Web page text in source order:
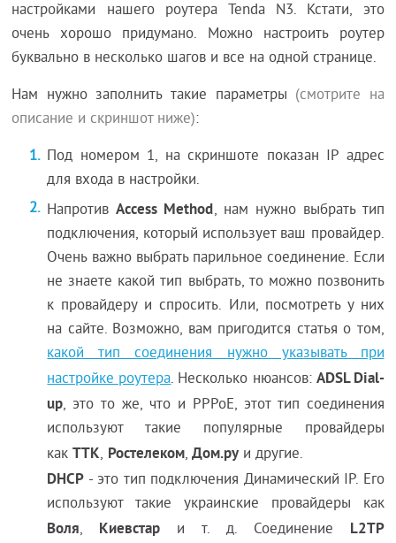
настройками нашего роутера Tenda N3. Кстати, это
очень хорошо придумано. Можно настроить роутер
буквально в несколько шагов и все на одной странице.
Нам нужно заполнить такие параметры (смотрите на
описание и скриншот ниже):
Под номером 1, на скриншоте показан IP адрес
для входа в настройки.
НапротивAccess Method, нам нужно выбрать тип
подключения, который использует ваш провайдер.
Очень важно выбрать парильное соединение. Если
не знаете какой тип выбрать, то можно позвонить
к провайдеру и спросить. Или, посмотреть у них
на сайте. Возможно, вам пригодится статья о том,
какой тип соединения нужно указывать при
настройке роутера. Несколько нюансов: ADSL Dial-
up, это то же, что и PPPoE, этот тип соединения
используют такие популярные провайдеры
какТТК, Ростелеком,Дом.ру и другие.
DHCP - это тип подключения Динамический IP. Его
используют такие украинские провайдеры как
Воля, Киевстар и т. д. Соединение L2TP